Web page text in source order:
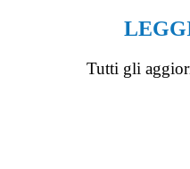
Tutti gli